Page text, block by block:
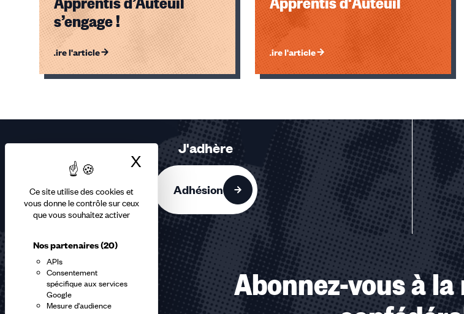
Ce site utilise des cookies et
vous donne le contrôle sur ceux
que vous souhaitez activer
Nos partenaires(20)
APIs
Consentement
spécifique aux services
Google
Mesure d'audience
X Masquer le bandeau des cookies
s’engage !
Lire l'article Lire l'article
Éléments
sur
accessibles
J'adhère
Adhésion
Abonnez-vous à